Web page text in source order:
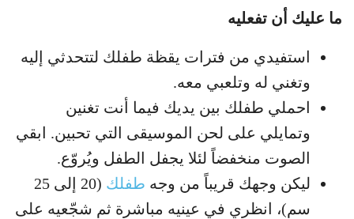
ما عليك أن تفعليه
استفيدي من فترات يقظة طفلك لتتحدثي إليه
وتغني له وتلعبي معه.
احملي طفلك بين يديك فيما أنت تغنين
وتمايلي على لحن الموسيقى التي تحبين. ابقي
الصوت منخفضاً لئلا يجفل الطفل ويُروّع.
ليكن وجهك قريباً من وجه طفلك
(20 إلى 25
سم)، انظري في عينيه مباشرة ثم شجّعيه على